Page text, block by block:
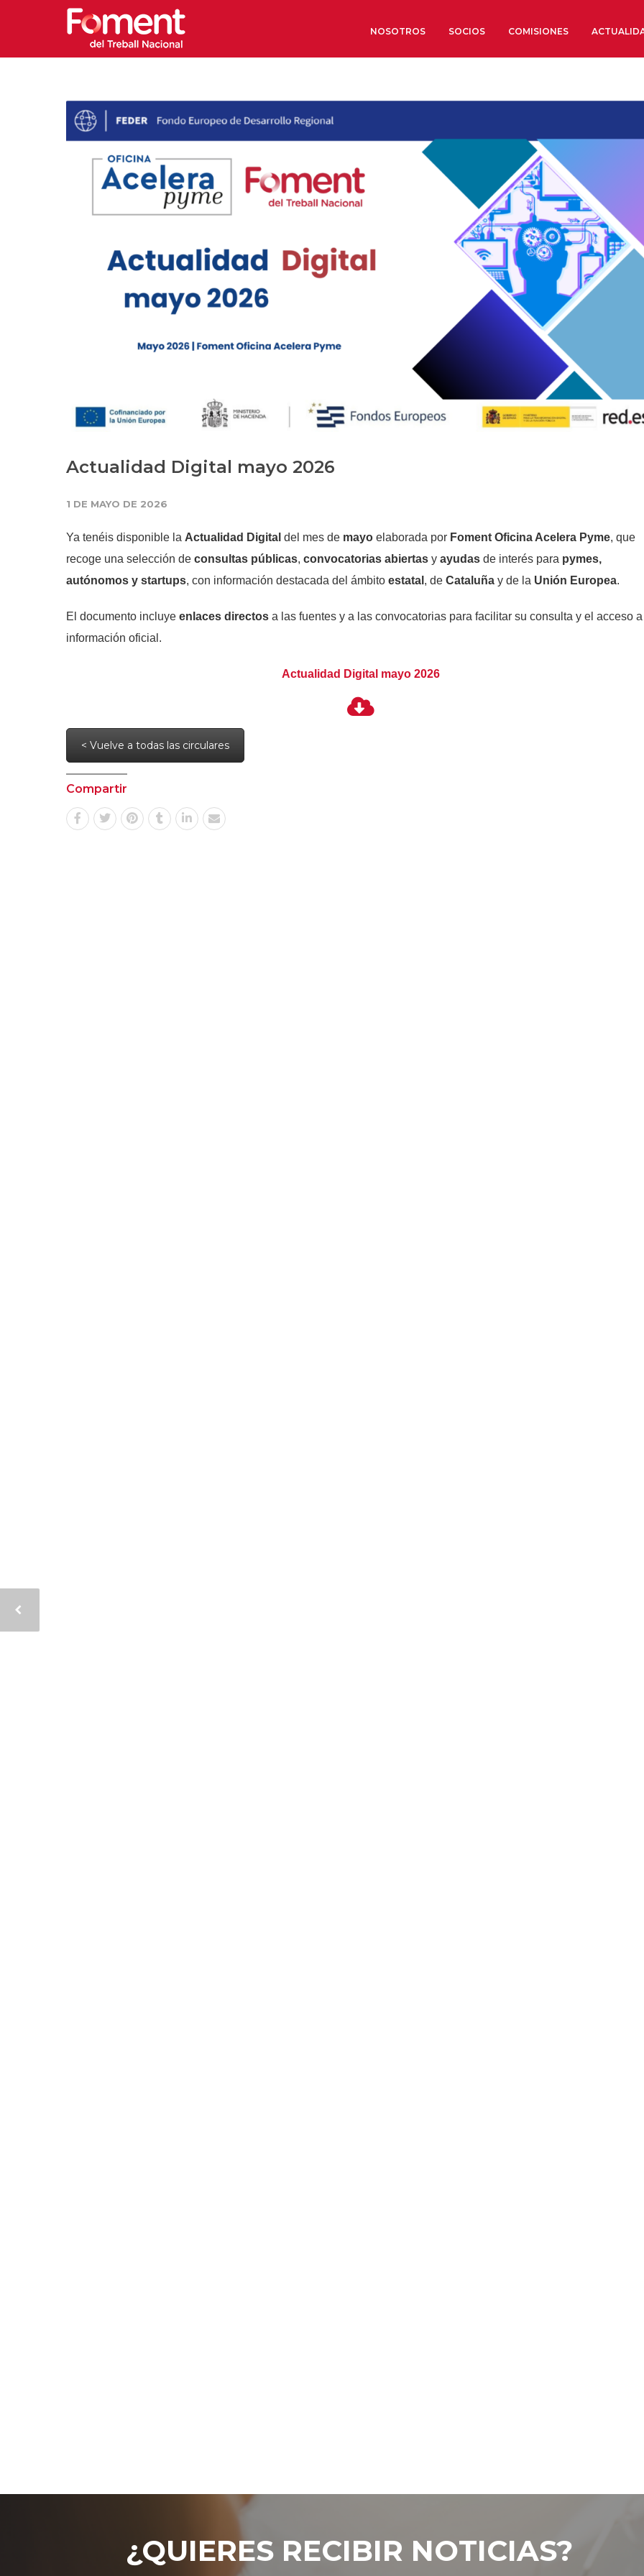
NOSOTROS
Órganos Consultivos
Estructura Ejecutiva
Institut d’Estudis Estratègics
Organizaciones sectoriales
Sociedad Barcelonesa de
Económicos y Sociales
Organizaciones territoriales
Conoce más
Historia
Galería de Presidentes
Biblioteca Archivo
Sede Social
SOCIOS COMISIONES
Actualidad Digital mayo 2026
1 DE MAYO DE 2026
Ya tenéis disponible la Actualidad Digital del mes de mayo elaborada por Foment Oficina Acelera Pyme, que
recoge una selección de consultas públicas, convocatorias abiertas y ayudas de interés para pymes,
autónomos y startups, con información destacada del ámbito estatal , de Cataluña y de la Unión Europea.
El documento incluye enlaces directos a las fuentes y a las convocatorias para facilitar su consulta y el acceso
información oficial.
Actualidad Digital mayo 2026
< Vuelve a todas las circulares
Compartir
¿QUIERES RECIBIR NOTICIAS?